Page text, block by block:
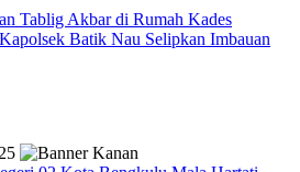
Tablig Akbar di Rumah Kades
Batik Nau Selipkan Imbauan